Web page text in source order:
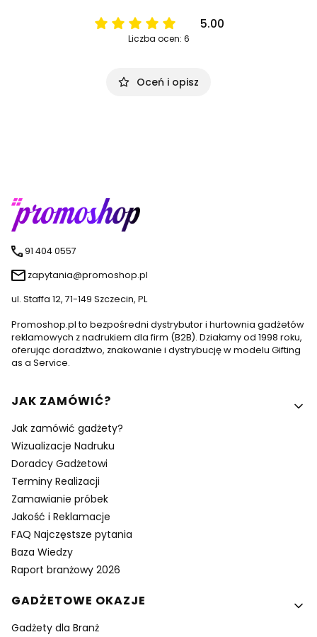
5.00
Liczba ocen: 6
Oceń i opisz
91 404 0557
zapytania@promoshop.pl
ul. Staffa 12, 71-149 Szczecin, PL
Promoshop.pl to bezpośredni dystrybutor i hurtownia gadżetów
reklamowych z nadrukiem dla firm (B2B). Działamy od 1998 roku,
oferując doradztwo, znakowanie i dystrybucję w modelu Gifting
as a Service.
Linki w stopce
JAK ZAMÓWIĆ?
Jak zamówić gadżety?
Wizualizacje Nadruku
Doradcy Gadżetowi
Terminy Realizacji
Zamawianie próbek
Jakość i Reklamacje
FAQ Najczęstsze pytania
Baza Wiedzy
Raport branżowy 2026
GADŻETOWE OKAZJE
Gadżety dla Branż